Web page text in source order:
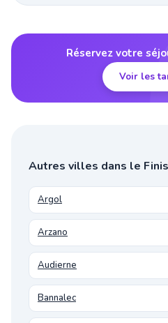
Réservez votre
Voir les
Autres villes dans le
Argol
Arzano
Audierne
Bannalec